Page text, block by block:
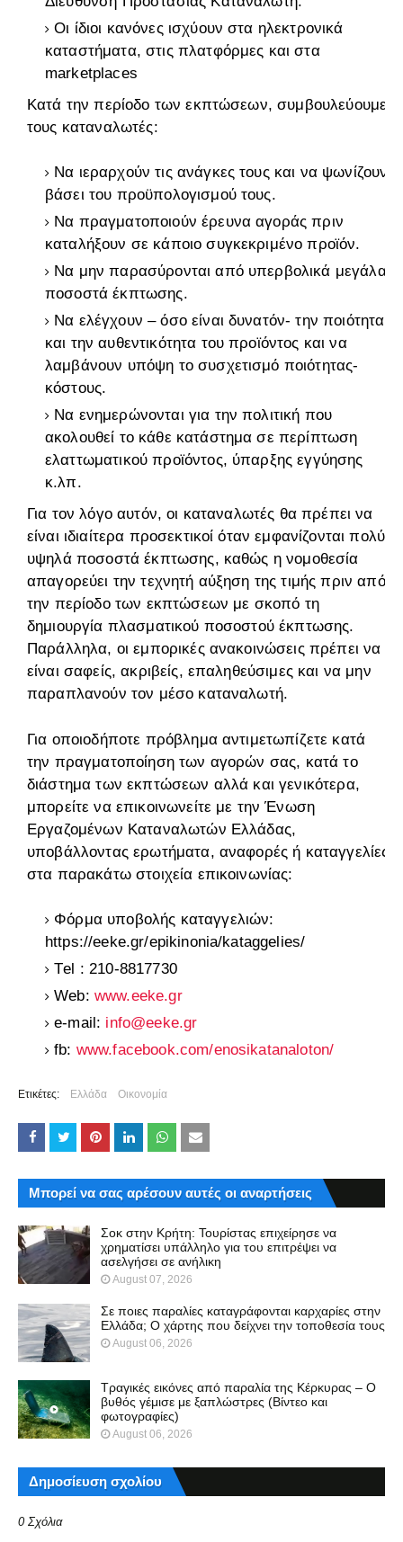
Οι ίδιοι κανόνες ισχύουν στα ηλεκτρονικά
καταστήματα, στις πλατφόρμες και στα
marketplaces
Κατά την περίοδο των εκπτώσεων, συμβουλεύουμε
τους καταναλωτές:
Να ιεραρχούν τις ανάγκες τους και να ψωνίζουν
βάσει του προϋπολογισμού τους.
Να πραγματοποιούν έρευνα αγοράς πριν
καταλήξουν σε κάποιο συγκεκριμένο προϊόν.
Να μην παρασύρονται από υπερβολικά μεγάλα
ποσοστά έκπτωσης.
Να ελέγχουν – όσο είναι δυνατόν- την ποιότητα
και την αυθεντικότητα του προϊόντος και να
λαμβάνουν υπόψη το συσχετισμό ποιότητας-
κόστους.
Να ενημερώνονται για την πολιτική που
ακολουθεί το κάθε κατάστημα σε περίπτωση
ελαττωματικού προϊόντος, ύπαρξης εγγύησης
κ.λπ.
Για τον λόγο αυτόν, οι καταναλωτές θα πρέπει να
είναι ιδιαίτερα προσεκτικοί όταν εμφανίζονται πολύ
υψηλά ποσοστά έκπτωσης, καθώς η νομοθεσία
απαγορεύει την τεχνητή αύξηση της τιμής πριν από
την περίοδο των εκπτώσεων με σκοπό τη
δημιουργία πλασματικού ποσοστού έκπτωσης.
Παράλληλα, οι εμπορικές ανακοινώσεις πρέπει να
είναι σαφείς, ακριβείς, επαληθεύσιμες και να μην
παραπλανούν τον μέσο καταναλωτή.
Για οποιοδήποτε πρόβλημα αντιμετωπίζετε κατά
την πραγματοποίηση των αγορών σας, κατά το
διάστημα των εκπτώσεων αλλά και γενικότερα,
μπορείτε να επικοινωνείτε με την Ένωση
Εργαζομένων Καταναλωτών Ελλάδας,
υποβάλλοντας ερωτήματα, αναφορές ή καταγγελίες
στα παρακάτω στοιχεία επικοινωνίας:
Φόρμα υποβολής καταγγελιών:
https://eeke.gr/epikinonia/kataggelies/
Τel : 210-8817730
Web: www.eeke.gr
e-mail: info@eeke.gr
fb: www.facebook.com/enosikatanaloton/
Ετικέτες: Ελλάδα Οικονομία
Μπορεί να σας αρέσουν αυτές οι αναρτήσεις
Σοκ στην Κρήτη: Τουρίστας επιχείρησε να
χρηματίσει υπάλληλο για του επιτρέψει να
ασελγήσει σε ανήλικη
August 07, 2026
Σε ποιες παραλίες καταγράφονται καρχαρίες στην
Ελλάδα; Ο χάρτης που δείχνει την τοποθεσία τους
August 06, 2026
Τραγικές εικόνες από παραλία της Κέρκυρας – Ο
βυθός γέμισε με ξαπλώστρες (Βίντεο και
φωτογραφίες)
August 06, 2026
Δημοσίευση σχολίου
0 Σχόλια